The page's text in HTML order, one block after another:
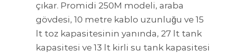
çıkar. Promidi 250M modeli, araba
gövdesi, 10 metre kablo uzunluğu ve 15
lt toz kapasitesinin yanında, 27 lt tank
kapasitesi ve 13 lt kirli su tank kapasitesi